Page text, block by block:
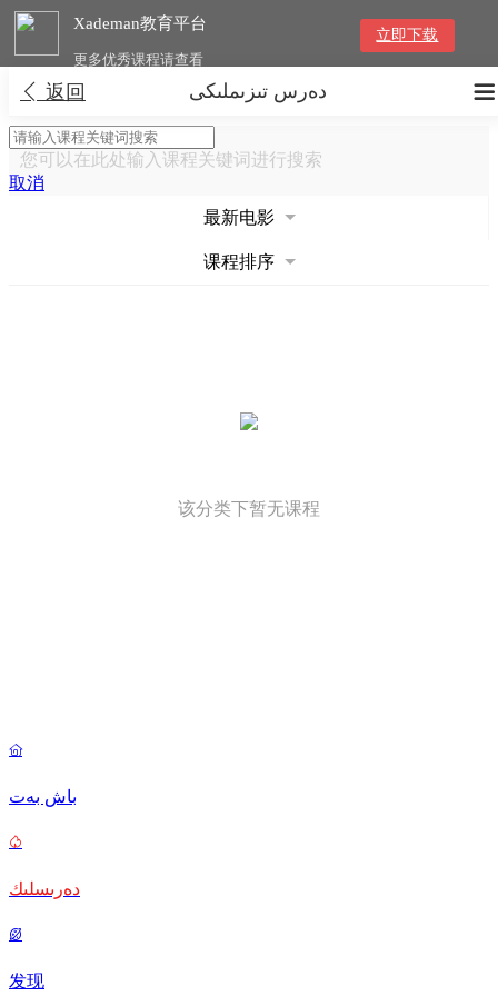
Xademan教育平台
更多优秀课程请查看
立即下载
 返回  دەرس تىزىملىكى
您可以在此处输入课程关键词进行搜索
取消
最新电影
课程排序
该分类下暂无课程

باش بەت

دەرىسلىك

发现
this is area